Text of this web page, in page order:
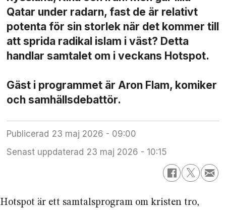
Qatar under radarn, fast de är relativt
potenta för sin storlek när det kommer till
att sprida radikal islam i väst? Detta
handlar samtalet om i veckans Hotspot.
Gäst i programmet är Aron Flam, komiker
och samhällsdebattör.
Publicerad
23 maj 2026 - 09:00
Senast uppdaterad
23 maj 2026 - 10:15
Hotspot är ett samtals­program om kristen tro,